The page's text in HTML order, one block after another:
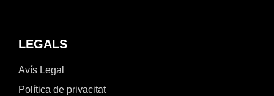
LEGALS
Avís Legal
Política de privacitat